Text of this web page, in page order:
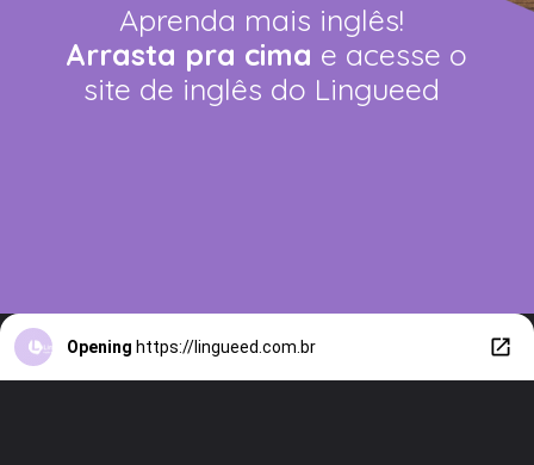
Aprenda mais inglês!
Arrasta pra cima e acesse o
site de inglês do Lingueed
Opening https://lingueed.com.br